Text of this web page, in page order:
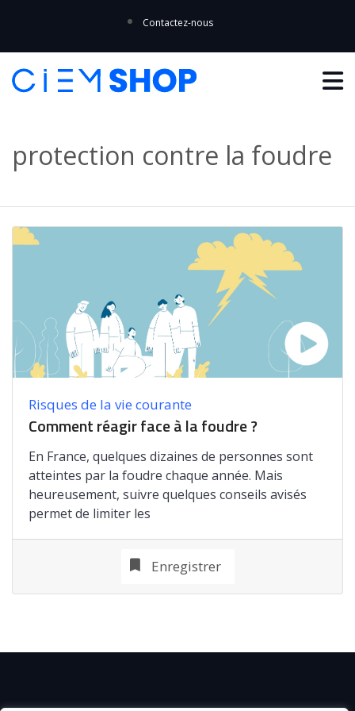
Contactez-nous
protection contre la foudre
Risques de la vie courante
Comment réagir face à la foudre ?
En France, quelques dizaines de personnes sont
atteintes par la foudre chaque année. Mais
heureusement, suivre quelques conseils avisés
permet de limiter les
Enregistrer